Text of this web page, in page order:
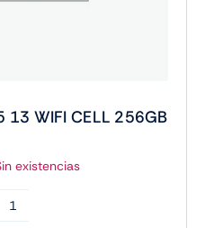
13 WIFI CELL 256GB
existencias